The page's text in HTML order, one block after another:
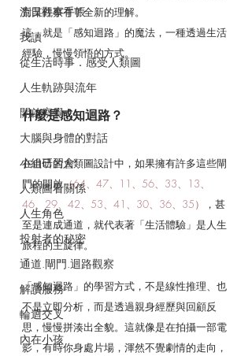
流日觀察手帳
我讀
從生活時事．感受人類圖
人生軌跡與流年
開啟察覺
大腦與身體的對話
小組研習會
人類圖看關係
人生角色
投射者的秘密
通道.閘門.迴路觀察
解讀服務
輪迴交叉
內在小孩
對某件事有了全新的理解。
這，就是「感知迴路」的魔法，一種透過生活
經驗，慢慢領悟的方式。
什麼是感知迴路？
在自己的人類圖設計中，如果擁有許多這些閘
門的開啟（64、47、11、56、33、13、
46、29、42、53、41、30、36、35）
，甚
至是連成通道，就代表著「生活體驗」是人生
旅程的主旋律。
「感知迴路」的學習方式，不是線性推理、也
不是立即分析，而是透過親身經歷與回顧反
思，慢慢拼湊出全貌。這就像是在拍攝一部電
影，有時你身處片場，渾然不覺劇情的走向，